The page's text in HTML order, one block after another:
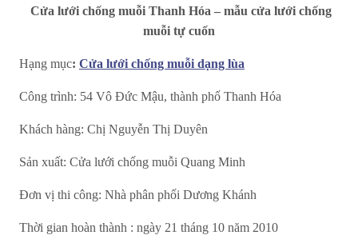
Cửa lưới chống muỗi Thanh Hóa – mẫu cửa lưới chống
muỗi tự cuốn
Hạng mục: Cửa lưới chống muỗi dạng lùa
Công trình: 54 Vô Đức Mậu, thành phố Thanh Hóa
Khách hàng: Chị Nguyễn Thị Duyên
Sản xuất: Cửa lưới chống muỗi Quang Minh
Đơn vị thi công: Nhà phân phối Dương Khánh
Thời gian hoàn thành : ngày 21 tháng 10 năm 2010